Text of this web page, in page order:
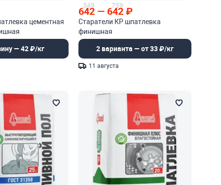
цементная
— 42 ₽/кг
349
642 — 759
642₽
Старатели КР шпатлевка
финишная
2 варианта — от 33 ₽/кг
11 августа